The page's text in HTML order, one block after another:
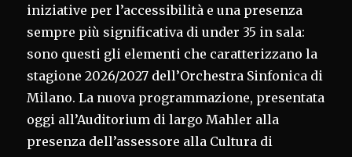
iniziative per l’accessibilità e una presenza
sempre più significativa di under 35 in sala:
sono questi gli elementi che caratterizzano la
stagione 2026/2027 dell’Orchestra Sinfonica di
Milano. La nuova programmazione, presentata
oggi all’Auditorium di largo Mahler alla
presenza dell’assessore alla Cultura di